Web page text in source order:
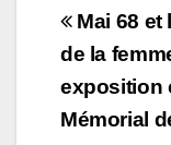
de
Mai 68 et
de la
exposition
Mémorial